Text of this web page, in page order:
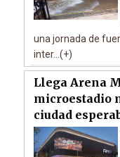
una jornada de
inter...(+)
Llega Arena
microestadio
ciudad